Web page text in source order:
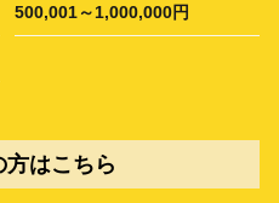
500,001～1,000,000円
方はこちら